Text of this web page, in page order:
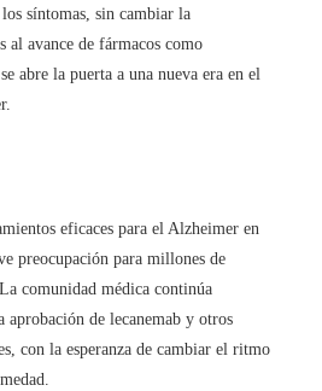
síntomas, sin cambiar la
al avance de fármacos como
abre la puerta a una nueva era en el
eficaces para el Alzheimer en
preocupación para millones de
comunidad médica continúa
aprobación de lecanemab y otros
con la esperanza de cambiar el ritmo